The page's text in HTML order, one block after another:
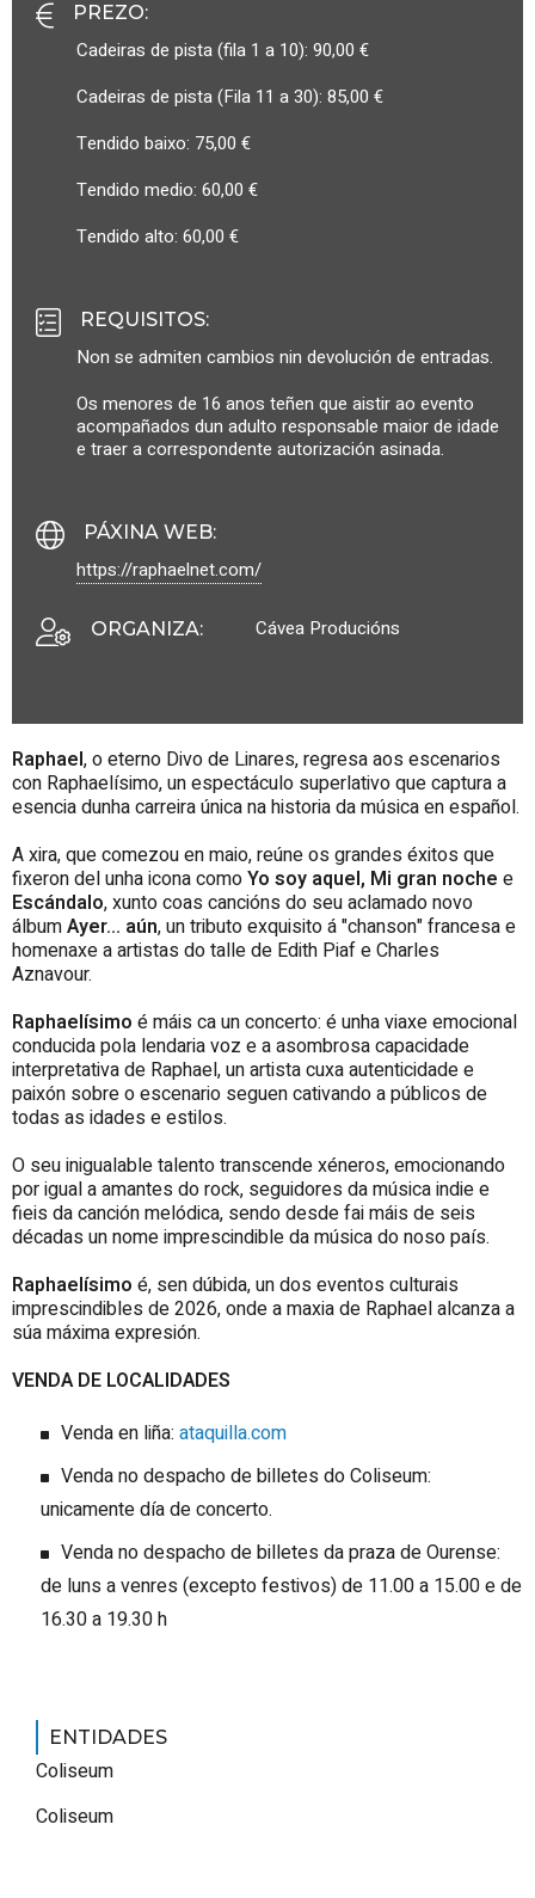
PREZO:
Cadeiras de pista (fila 1 a 10): 90,00 €
Cadeiras de pista (Fila 11 a 30): 85,00 €
Tendido baixo: 75,00 €
Tendido medio: 60,00 €
Tendido alto: 60,00 €
REQUISITOS:
Non se admiten cambios nin devolución de entradas.
Os menores de 16 anos teñen que aistir ao evento
acompañados dun adulto responsable maior de idade
e traer a correspondente autorización asinada.
PÁXINA WEB:
https://raphaelnet.com/
ORGANIZA: Cávea Producións
Raphael, o eterno Divo de Linares, regresa aos escenarios
con Raphaelísimo, un espectáculo superlativo que captura a
esencia dunha carreira única na historia da música en español.
A xira, que comezou en maio, reúne os grandes éxitos que
fixeron del unha icona comoYo soy aquel, Mi gran noche e
Escándalo, xunto coas cancións do seu aclamado novo
álbumAyer... aún, un tributo exquisito á "chanson" francesa e
homenaxe a artistas do talle de Edith Piaf e Charles
Aznavour.
Raphaelísimo é máis ca un concerto: é unha viaxe emocional
conducida pola lendaria voz e a asombrosa capacidade
interpretativa de Raphael, un artista cuxa autenticidade e
paixón sobre o escenario seguen cativando a públicos de
todas as idades e estilos.
O seu inigualable talento transcende xéneros, emocionando
por igual a amantes do rock, seguidores da música indie e
fieis da canción melódica, sendo desde fai máis de seis
décadas un nome imprescindible da música do noso país.
Raphaelísimo é, sen dúbida, un dos eventos culturais
imprescindibles de 2026, onde a maxia de Raphael alcanza a
súa máxima expresión.
VENDA DE LOCALIDADES
Venda en liña: ataquilla.com
Venda no despacho de billetes do Coliseum:
unicamente día de concerto.
Venda no despacho de billetes da praza de Ourense:
de luns a venres (excepto festivos) de 11.00 a 15.00 e de
16.30 a 19.30 h
ENTIDADES
Coliseum
Coliseum